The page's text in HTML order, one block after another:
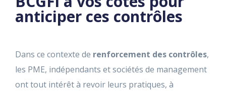
anticiper ces contrôles
Dans ce contexte de renforcement des contrôles,
les PME, indépendants et sociétés de management
ont tout intérêt à revoir leurs pratiques, à